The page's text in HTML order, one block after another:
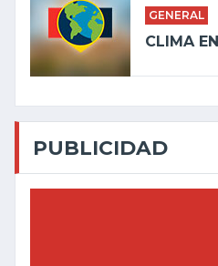
GENERAL
CLIMA
PUBLICIDAD